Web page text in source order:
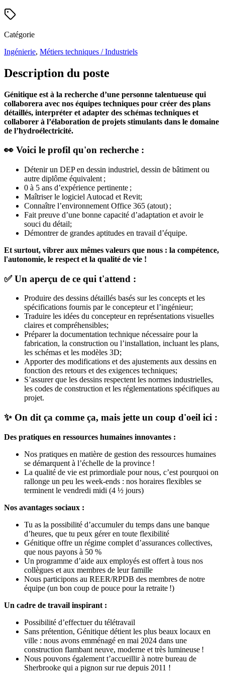
Catégorie
Ingénierie, Métiers techniques / Industriels
Description du poste
Génitique est à la recherche d’une personne talentueuse qui
collaborera avec nos équipes techniques pour créer des plans
détaillés, interpréter et adapter des schémas techniques et
collaborer à l’élaboration de projets stimulants dans le domaine
de l’hydroélectricité.
👀 Voici le profil qu'on recherche :
Détenir un DEP en dessin industriel, dessin de bâtiment ou
autre diplôme équivalent ;
0 à 5 ans d’expérience pertinente ;
Maîtriser le logiciel Autocad et Revit;
Connaître l’environnement Office 365 (atout) ;
Fait preuve d’une bonne capacité d’adaptation et avoir le
souci du détail;
Démontrer de grandes aptitudes en travail d’équipe.
Et surtout, vibrer aux mêmes valeurs que nous : la compétence,
l'autonomie, le respect et la qualité de vie !
✅ Un aperçu de ce qui t'attend :
Produire des dessins détaillés basés sur les concepts et les
spécifications fournis par le concepteur et l’ingénieur;
Traduire les idées du concepteur en représentations visuelles
claires et compréhensibles;
Préparer la documentation technique nécessaire pour la
fabrication, la construction ou l’installation, incluant les plans,
les schémas et les modèles 3D;
Apporter des modifications et des ajustements aux dessins en
fonction des retours et des exigences techniques;
S’assurer que les dessins respectent les normes industrielles,
les codes de construction et les réglementations spécifiques au
projet.
✨ On dit ça comme ça, mais jette un coup d'oeil ici :
Des pratiques en ressources humaines innovantes :
Nos pratiques en matière de gestion des ressources humaines
se démarquent à l’échelle de la province !
La qualité de vie est primordiale pour nous, c’est pourquoi on
rallonge un peu les week-ends : nos horaires flexibles se
terminent le vendredi midi (4 ½ jours)
Nos avantages sociaux :
Tu as la possibilité d’accumuler du temps dans une banque
d’heures, que tu peux gérer en toute flexibilité
Génitique offre un régime complet d’assurances collectives,
que nous payons à 50 %
Un programme d’aide aux employés est offert à tous nos
collègues et aux membres de leur famille
Nous participons au REER/RPDB des membres de notre
équipe (un bon coup de pouce pour la retraite !)
Un cadre de travail inspirant :
Possibilité d’effectuer du télétravail
Sans prétention, Génitique détient les plus beaux locaux en
ville : nous avons emménagé en mai 2024 dans une
construction flambant neuve, moderne et très lumineuse !
Nous pouvons également t’accueillir à notre bureau de
Sherbrooke qui a pignon sur rue depuis 2011 !